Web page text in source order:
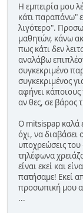
Η εμπειρία μου
κάτι παραπάνω"
λιγότερο".
μαθητών, κάνω
πως κάτι δεν
αναλάβω
συγκεκριμένο
συγκεκριμένος
αφήνει κάποιους
αν θες, σε βάρος
Ο mitsispap καλά
όχι, να διαβάσει
υποχρεώσεις
τηλέφωνα
είναι εκεί και
πατήσαμε! Εκεί
προσωπική μου
...